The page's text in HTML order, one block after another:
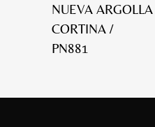
NUEVA ARGOLLA
CORTINA /
PN881